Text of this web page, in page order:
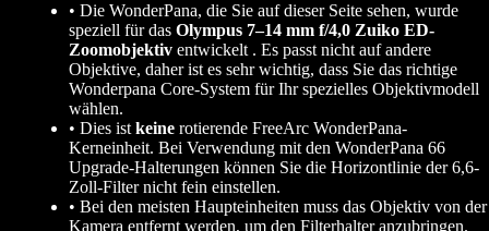
• Die WonderPana, die Sie auf dieser Seite sehen, wurde
speziell für das Olympus 7–14 mm f/4,0 Zuiko ED-
Zoomobjektiv entwickelt . Es passt nicht auf andere
Objektive, daher ist es sehr wichtig, dass Sie das richtige
Wonderpana Core-System für Ihr spezielles Objektivmodell
wählen.
• Dies ist keine rotierende FreeArc WonderPana-
Kerneinheit. Bei Verwendung mit den WonderPana 66
Upgrade-Halterungen können Sie die Horizontlinie der 6,6-
Zoll-Filter nicht fein einstellen.
• Bei den meisten Haupteinheiten muss das Objektiv von der
Kamera entfernt werden, um den Filterhalter anzubringen.